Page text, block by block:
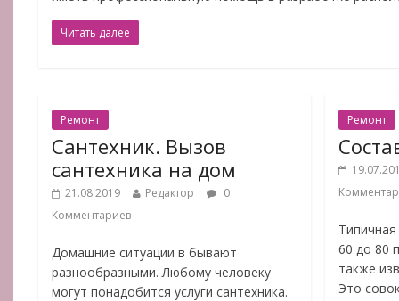
Читать далее
Ремонт
Сантехник. Вызов
сантехника на дом
21.08.2019 Редактор
0
Комментариев
Домашние ситуации в бывают
разнообразными. Любому человеку
могут понадобится услуги сантехника.
Ремонт
60 до 80
также
Это